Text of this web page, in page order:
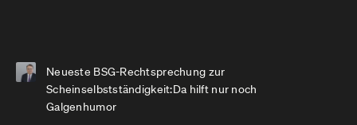
Neueste BSG-Rechtsprechung zur
Scheinselbstständigkeit:Da hilft nur noch
Galgenhumor